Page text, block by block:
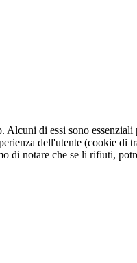
di essi sono
dell'utente (cookie di
di notare che se li rifiuti,